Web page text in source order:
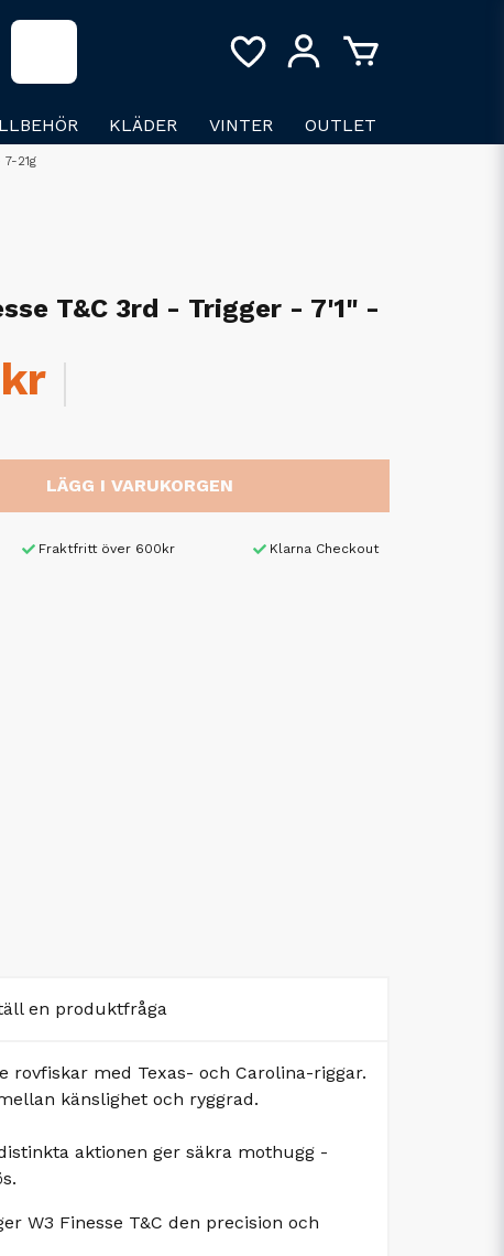
KLÄDER VINTER OUTLET
21g
T&C 3rd - Trigger - 7'1" -
LÄGG I VARUKORGEN
Fraktfritt över 600kr Klarna Checkout
en produktfråga
rovfiskar med Texas- och Carolina-riggar.
känslighet och ryggrad.
aktionen ger säkra mothugg -
W3 Finesse T&C den precision och